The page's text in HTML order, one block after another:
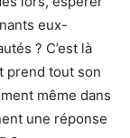
eux-
? C’est là
prend tout son
même dans
une réponse